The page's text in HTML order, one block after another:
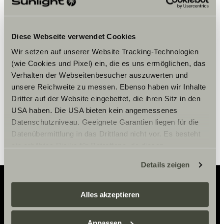
Diese Webseite verwendet Cookies
Wir setzen auf unserer Website Tracking-Technologien
(wie Cookies und Pixel) ein, die es uns ermöglichen, das
Verhalten der Webseitenbesucher auszuwerten und
unsere Reichweite zu messen. Ebenso haben wir Inhalte
Dritter auf der Website eingebettet, die ihren Sitz in den
USA haben. Die USA bieten kein angemessenes
Datenschutzniveau. Geeignete Garantien liegen für die
Datenübermittlung in das Drittland nicht vor. Es besteht
zustehen. Eingesetzte Dienstleister können Daten für
eigene Zwecke verarbeiten und mit anderen Daten
zusammenführen. Weitere Informationen finden Sie hier:
Datenschutzerklärung
Details zeigen
Alles akzeptieren
afficher le contenu.
Paramètre des cookies
Adventure